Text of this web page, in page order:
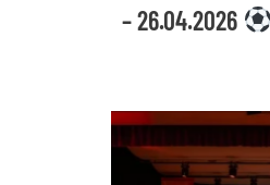
26.04.2026